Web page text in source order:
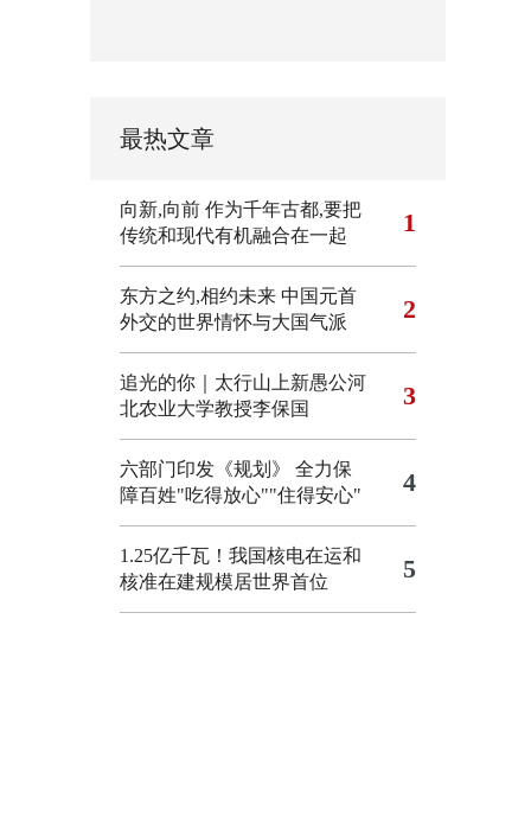
最热文章
向新,向前 作为千年古都,要把
传统和现代有机融合在一起
1
东方之约,相约未来 中国元首
外交的世界情怀与大国气派
2
追光的你｜太行山上新愚公河
北农业大学教授李保国
3
六部门印发《规划》 全力保
障百姓"吃得放心""住得安心"
4
1.25亿千瓦！我国核电在运和
核准在建规模居世界首位
5